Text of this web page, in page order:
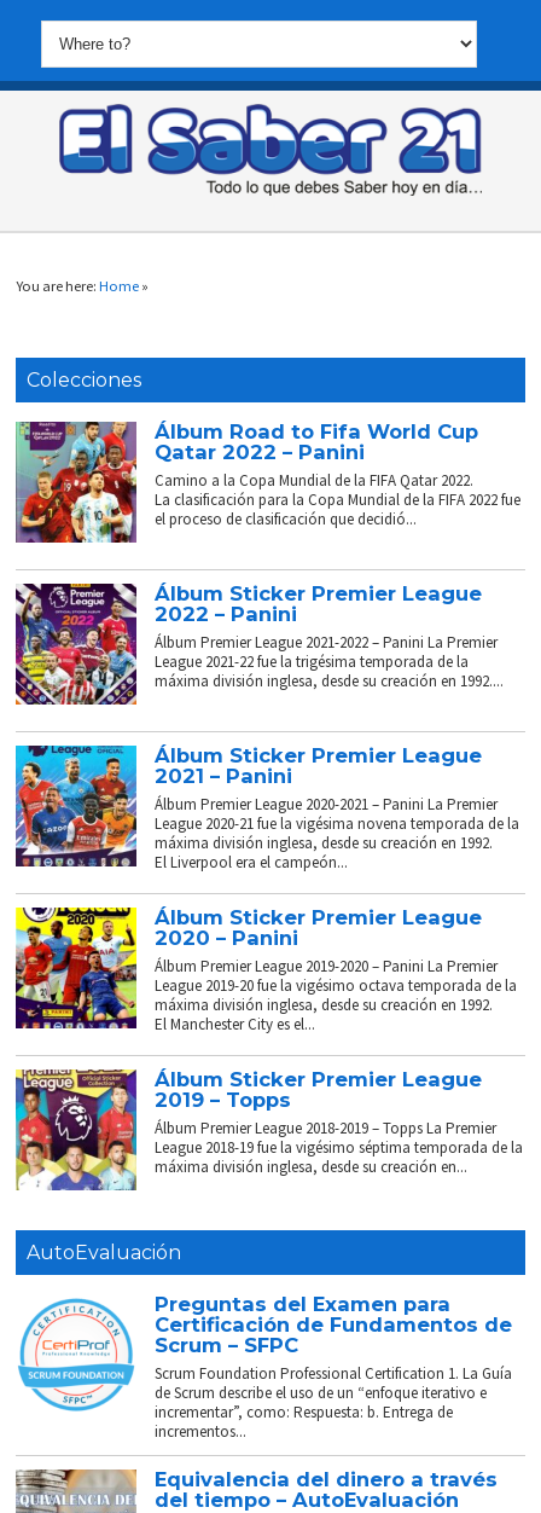
You are here:Home »
Colecciones
Álbum Road to Fifa World Cup
Qatar 2022 – Panini
Camino a la Copa Mundial de la FIFA Qatar 2022.
La clasificación para la Copa Mundial de la FIFA 2022 fue
el proceso de clasificación que decidió...
Álbum Sticker Premier League
2022 – Panini
Álbum Premier League 2021-2022 – Panini La Premier
League 2021-22 fue la trigésima temporada de la
máxima división inglesa, desde su creación en 1992....
Álbum Sticker Premier League
2021 – Panini
Álbum Premier League 2020-2021 – Panini La Premier
League 2020-21 fue la vigésima novena temporada de la
máxima división inglesa, desde su creación en 1992.
El Liverpool era el campeón...
Álbum Sticker Premier League
2020 – Panini
Álbum Premier League 2019-2020 – Panini La Premier
League 2019-20 fue la vigésimo octava temporada de la
máxima división inglesa, desde su creación en 1992.
El Manchester City es el...
Álbum Sticker Premier League
2019 – Topps
Álbum Premier League 2018-2019 – Topps La Premier
League 2018-19 fue la vigésimo séptima temporada de la
máxima división inglesa, desde su creación en...
AutoEvaluación
Preguntas del Examen para
Certificación de Fundamentos de
Scrum – SFPC
Scrum Foundation Professional Certification 1. La Guía
de Scrum describe el uso de un “enfoque iterativo e
incrementar”, como: Respuesta: b. Entrega de
incrementos...
Equivalencia del dinero a través
del tiempo – AutoEvaluación